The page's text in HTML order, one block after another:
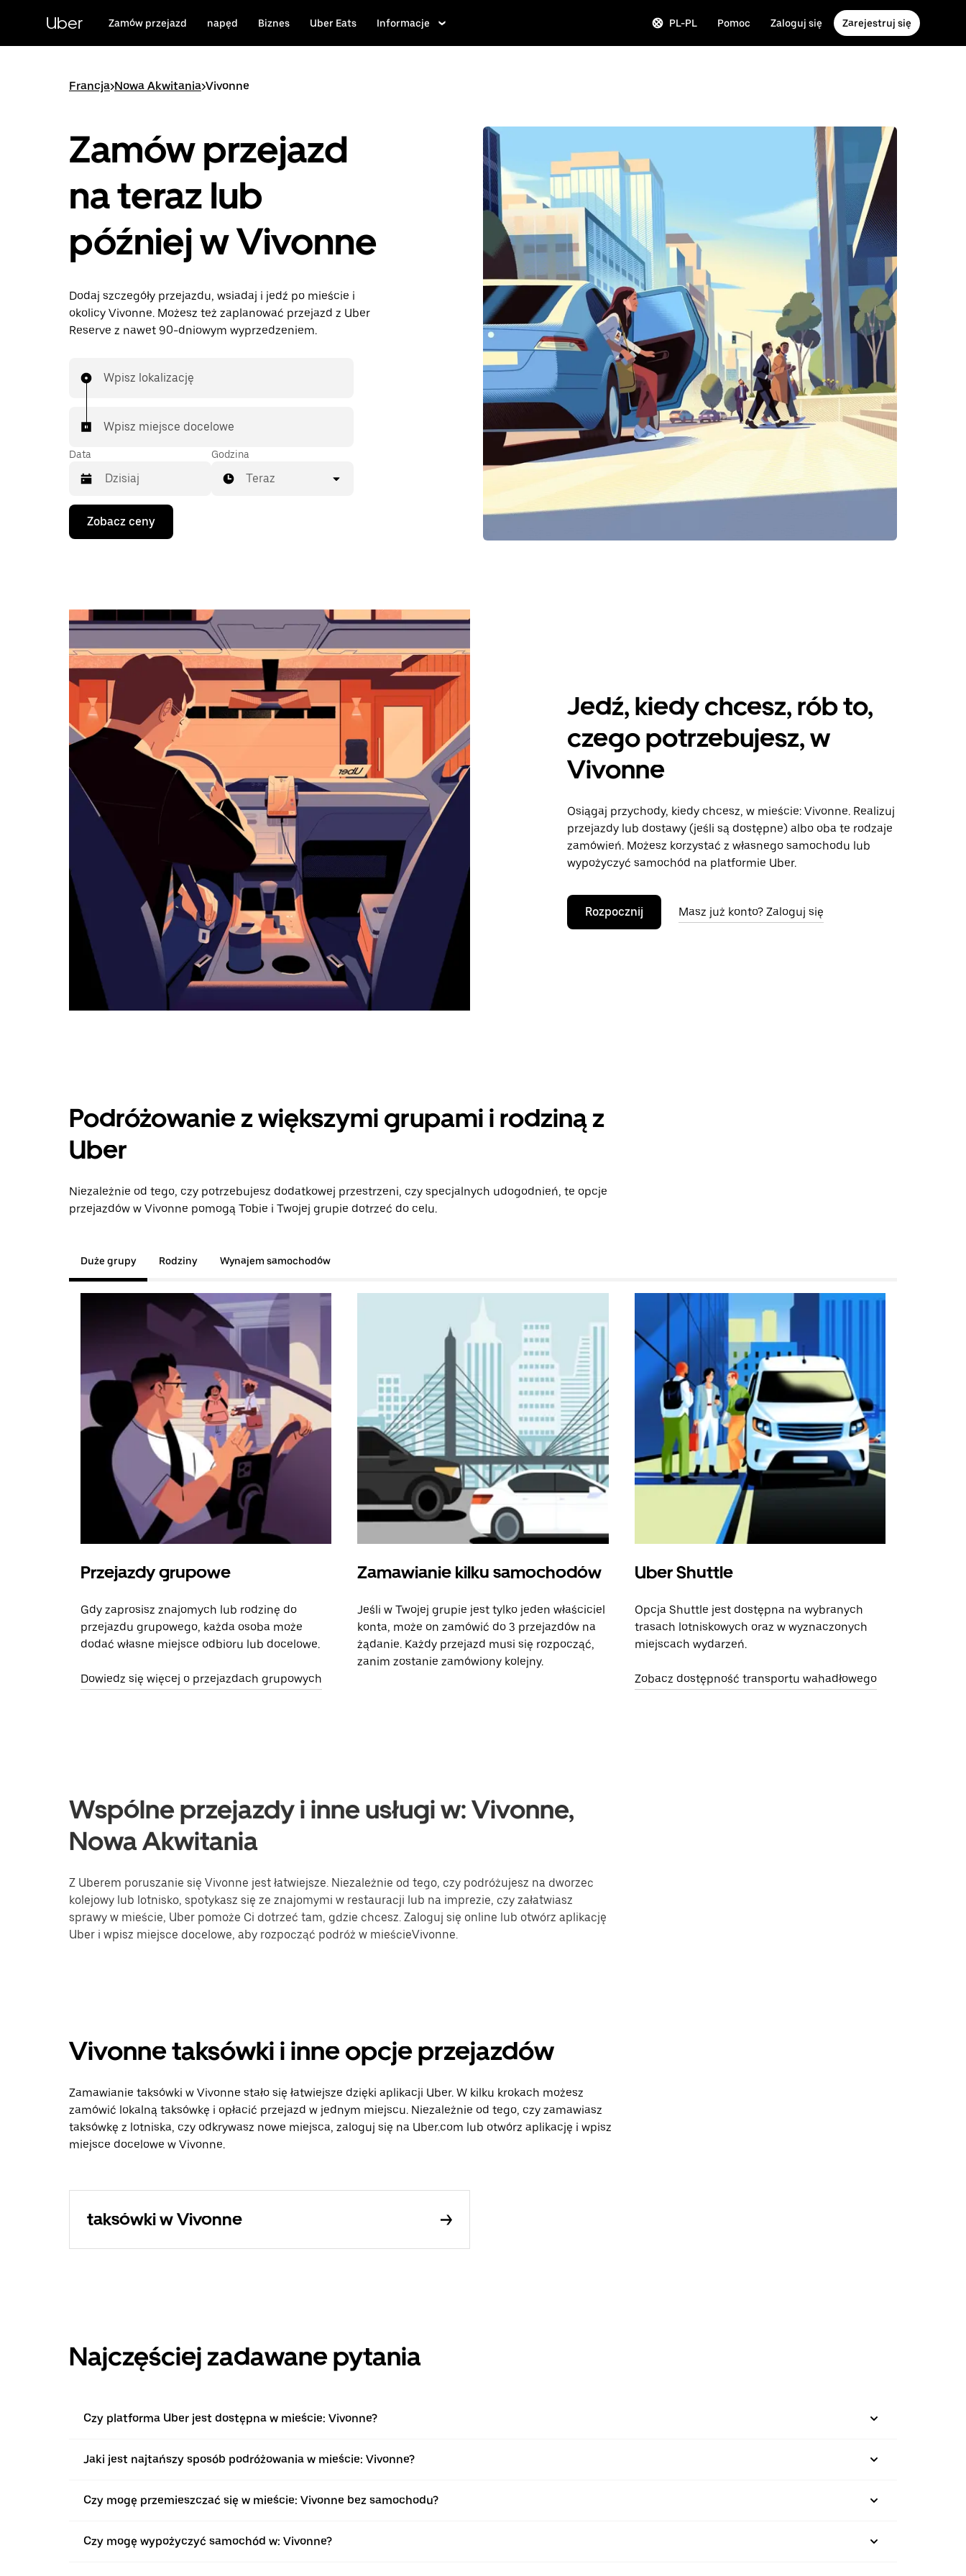
zawartości
Uber Zamów przejazd napęd Biznes Uber Eats Informacje PL-PL Pomoc Zaloguj się Zarejestruj się
Francja>Nowa Akwitania>Vivonne
Zamów przejazd
na teraz lub
później w Vivonne
Dodaj szczegóły przejazdu, wsiadaj i jedź po mieście i
okolicy Vivonne. Możesz też zaplanować przejazd z Uber
Reserve z nawet 90-dniowym wyprzedzeniem.
Wpisz lokalizację
Wpisz miejsce docelowe
Data
Naciśnij
klawisz
strzałki
i wybrać
datę.
klawisz
„Escape”,
aby
zamknąć
kalendarz.
Godzina
Teraz
Zobacz ceny
Jedź, kiedy chcesz, rób to,
czego potrzebujesz, w
Vivonne
Osiągaj przychody, kiedy chcesz, w mieście: Vivonne. Realizuj
przejazdy lub dostawy (jeśli są dostępne) albo oba te rodzaje
zamówień. Możesz korzystać z własnego samochodu lub
wypożyczyć samochód na platformie Uber.
Rozpocznij Masz już konto? Zaloguj się
Podróżowanie z większymi grupami i rodziną z
Uber
Niezależnie od tego, czy potrzebujesz dodatkowej przestrzeni, czy specjalnych udogodnień, te opcje
przejazdów w Vivonne pomogą Tobie i Twojej grupie dotrzeć do celu.
Duże grupy Rodziny Wynajem samochodów
Przejazdy grupowe
Gdy zaprosisz znajomych lub rodzinę do
przejazdu grupowego, każda osoba może
dodać własne miejsce odbioru lub docelowe.
Dowiedz się więcej o przejazdach grupowych
Zamawianie kilku samochodów
Jeśli w Twojej grupie jest tylko jeden właściciel
konta, może on zamówić do 3 przejazdów na
żądanie. Każdy przejazd musi się rozpocząć,
zanim zostanie zamówiony kolejny.
Uber Shuttle
Opcja Shuttle jest dostępna na wybranych
trasach lotniskowych oraz w wyznaczonych
miejscach wydarzeń.
Zobacz dostępność transportu wahadłowego
Wspólne przejazdy i inne usługi w: Vivonne,
Nowa Akwitania
Z Uberem poruszanie się Vivonne jest łatwiejsze. Niezależnie od tego, czy podróżujesz na dworzec
kolejowy lub lotnisko, spotykasz się ze znajomymi w restauracji lub na imprezie, czy załatwiasz
sprawy w mieście, Uber pomoże Ci dotrzeć tam, gdzie chcesz. Zaloguj się online lub otwórz aplikację
Uber i wpisz miejsce docelowe, aby rozpocząć podróż w mieścieVivonne.
Vivonne taksówki i inne opcje przejazdów
Zamawianie taksówki w Vivonne stało się łatwiejsze dzięki aplikacji Uber. W kilku krokach możesz
zamówić lokalną taksówkę i opłacić przejazd w jednym miejscu. Niezależnie od tego, czy zamawiasz
taksówkę z lotniska, czy odkrywasz nowe miejsca, zaloguj się na Uber.com lub otwórz aplikację i wpisz
miejsce docelowe w Vivonne.
taksówki w Vivonne
Najczęściej zadawane pytania
Czy platforma Uber jest dostępna w mieście: Vivonne?
Jaki jest najtańszy sposób podróżowania w mieście: Vivonne?
Czy mogę przemieszczać się w mieście: Vivonne bez samochodu?
Czy mogę wypożyczyć samochód w: Vivonne?